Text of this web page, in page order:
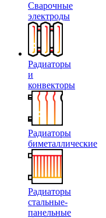
Сварочные
электроды
Радиаторы
и
конвекторы
Радиаторы
биметаллические
Радиаторы
стальные-
панельные